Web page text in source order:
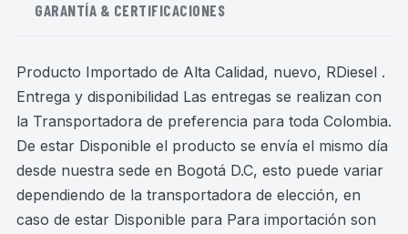
GARANTÍA & CERTIFICACIONES
Producto Importado de Alta Calidad, nuevo, RDiesel .
Entrega y disponibilidad Las entregas se realizan con
la Transportadora de preferencia para toda Colombia.
De estar Disponible el producto se envía el mismo día
desde nuestra sede en Bogotá D.C, esto puede variar
dependiendo de la transportadora de elección, en
caso de estar Disponible para Para importación son